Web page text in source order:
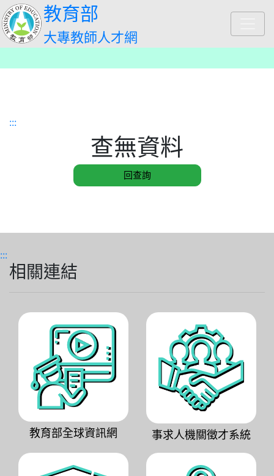
跳到主要內容教育部
大專教師人才網
:::
查無資料
:::
相關連結
教育部全球資訊網 事求人機關徵才系統